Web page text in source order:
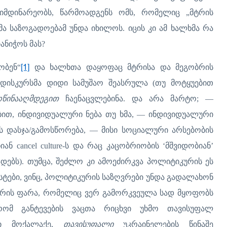
წარმოადგენს ომს, რომელიც „მტრის
უნდა იხილოს. იცის კი ამ ხალხმა რა
მას?
[1]
და ხალხთა დაყოფაც მტრისა და მეგობრის
დიდი სამუშაო შეასრულა (თუ მოტყუებით
ჩაენაცვლებინა. და არა მარტო; —
ინდივიდუალური ნება თუ ხმა, — ინდივიდუალური
დასჯა/გამოსწორება, — მისი სოციალური არსებობის
cancel culture-ს და რაც კაცობრიობის ‘მშვიდობიან’
თუმცა, შეძლო კი ამოეძირკვა პოლიტიკურის ეს
ვინც, პოლიტიკურის საზღვრები უნდა გადალახონ
ფარა, რომელიც ვერ გამორკვეულა სად მყოფობს
განტევების ვაცთა რიცხვი უხმო თავისუფალ
მოქალაქე, თავისუფალიუკრაინელების წინაშე